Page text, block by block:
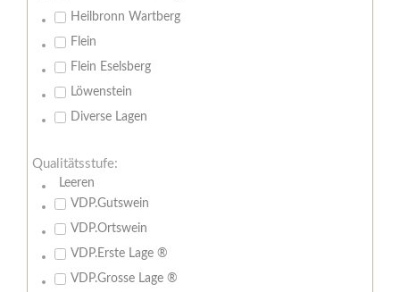
Heilbronn Wartberg
Flein
Flein Eselsberg
Löwenstein
Diverse Lagen
Qualitätsstufe:
Leeren
VDP.Gutswein
VDP.Ortswein
VDP.Erste Lage ®
VDP.Grosse Lage ®